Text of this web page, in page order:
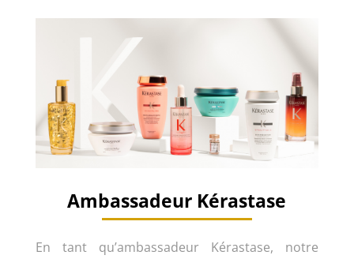
Ambassadeur Kérastase
En tant qu’ambassadeur Kérastase, notre